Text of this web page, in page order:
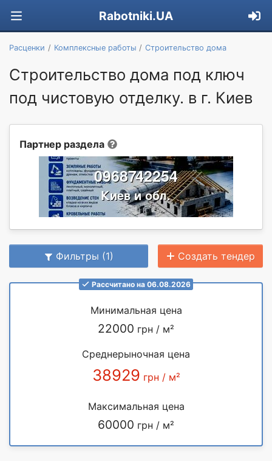
Rabotniki.UA
Расценки Комплексные работы Строительство дома
Строительство дома под ключ
под чистовую отделку. в г. Киев
Партнер раздела
Фильтры (1) Создать тендер
Рассчитано на 06.08.2026
Минимальная цена
22000 грн / м²
Среднерыночная цена
38929 грн / м²
Максимальная цена
60000 грн / м²